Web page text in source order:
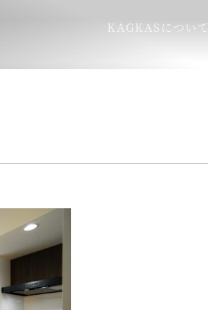
KAGKASについて